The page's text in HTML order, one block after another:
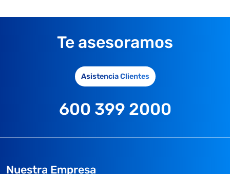
Te asesoramos
Asistencia Clientes
600 399 2000
Nuestra Empresa